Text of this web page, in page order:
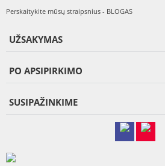
Perskaitykite mūsų straipsnius - BLOGAS
UŽSAKYMAS
PO APSIPIRKIMO
SUSIPAŽINKIME